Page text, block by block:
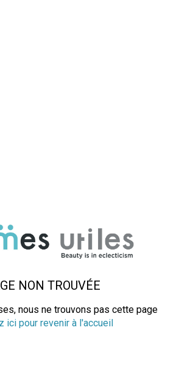
NON TROUVÉE
nous ne trouvons pas cette page
ici pour revenir à l'accueil